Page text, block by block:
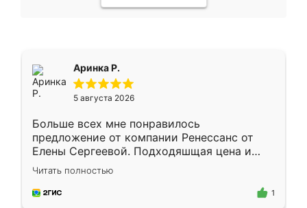
Аринка Р.
5 августа 2026
Больше всех мне понравилось
предложение от компании Ренессанс от
Елены Сергеевой. Подходяшщая цена и
короткие сроки изготовления. Приехавший
для замера сотрудник Владислав
предложил по моему эскизу самый
Читать полностью
1